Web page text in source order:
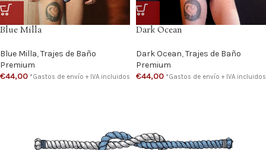
Blue Milla
Blue Milla,Trajes de Baño
Premium
€44,00 *Gastos de envío + IVA incluidos
Dark Ocean
Dark Ocean,Trajes de Baño
Premium
€44,00 *Gastos de envío + IVA incluidos